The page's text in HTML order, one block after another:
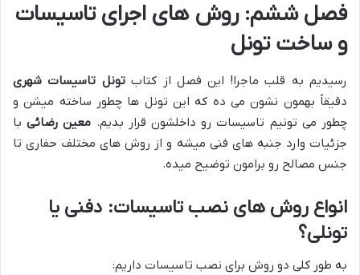
فصل ششم: روش های اجرای تاسیسات
و ساخت تونل
رسیدیم به قلب ماجرا! این فصل از کتابتونل تاسیسات شهری
دقیقاً بهمون نشون می ده که این تونل ها چطور ساخته میشن و
چطور می تونیم تاسیسات رو داخلشون قرار بدیم. معین رضائیبا
جزئیات وارد جنبه های فنی میشه و از روش های مختلف حفاری تا
جنس مصالح رو برامون توضیح میده.
انواع روش های نصب تاسیسات: دفنی یا
تونلی؟
به طور کلی دو روش برای نصب تاسیسات داریم: